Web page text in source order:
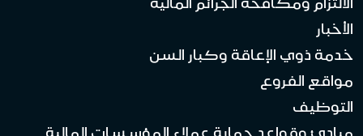
الالتزام ومكافحة الجرائم المالية
الأخبار
خدمة ذوي الإعاقة وكبار السن
مواقع الفروع
التوظيف
مبادئ وقواعد حماية عملاء المؤسسات المالية